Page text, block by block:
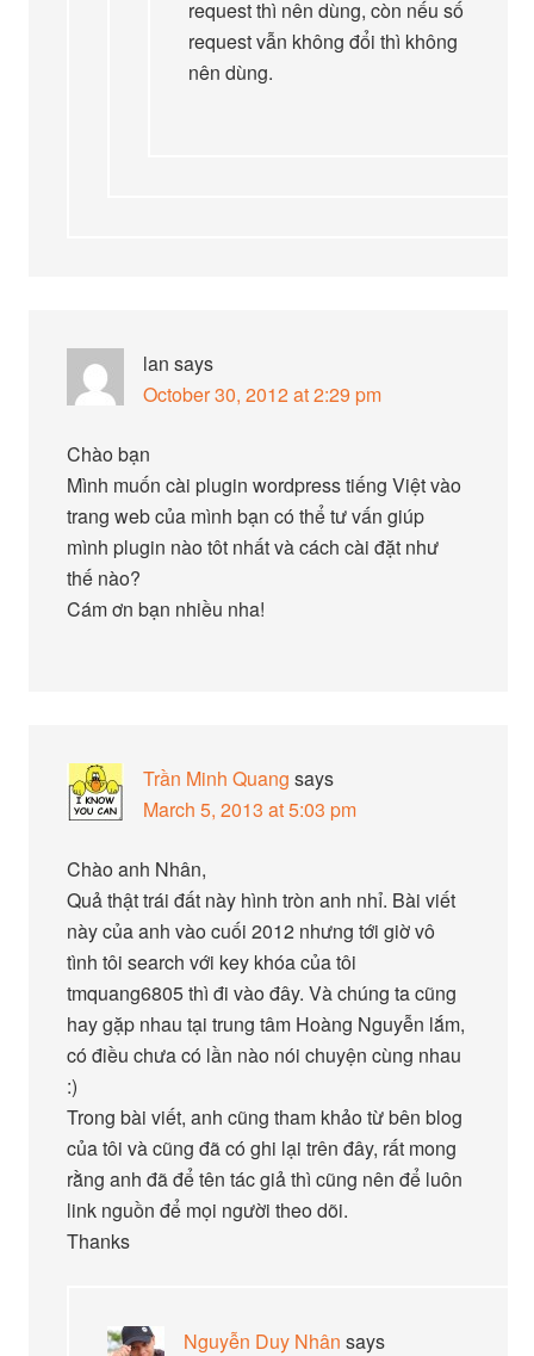
request thì nên dùng, còn nếu số
request vẫn không đổi thì không
nên dùng.
lan says
October 30, 2012 at 2:29 pm
Chào bạn
Mình muốn cài plugin wordpress tiếng Việt vào
trang web của mình bạn có thể tư vấn giúp
mình plugin nào tôt nhất và cách cài đặt như
thế nào?
Cám ơn bạn nhiều nha!
Trần Minh Quang says
March 5, 2013 at 5:03 pm
Chào anh Nhân,
Quả thật trái đất này hình tròn anh nhỉ. Bài viết
này của anh vào cuối 2012 nhưng tới giờ vô
tình tôi search với key khóa của tôi
tmquang6805 thì đi vào đây. Và chúng ta cũng
hay gặp nhau tại trung tâm Hoàng Nguyễn lắm,
có điều chưa có lần nào nói chuyện cùng nhau
:)
Trong bài viết, anh cũng tham khảo từ bên blog
của tôi và cũng đã có ghi lại trên đây, rất mong
rằng anh đã để tên tác giả thì cũng nên để luôn
link nguồn để mọi người theo dõi.
Thanks
Nguyễn Duy Nhân says